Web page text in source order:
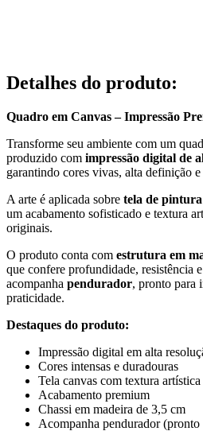
Detalhes do produto:
Quadro em Canvas – Impressão
Transforme seu ambiente com um
produzido com impressão digital de
garantindo cores vivas, alta definição
A arte é aplicada sobre tela de
um acabamento sofisticado e textura
originais.
O produto conta com estrutura em
que confere profundidade, resistência
acompanha pendurador, pronto para
praticidade.
Destaques do produto:
Impressão digital em alta
Cores intensas e duradouras
Tela canvas com textura artística
Acabamento premium
Chassi em madeira de 3,5 cm
Acompanha pendurador (pronto